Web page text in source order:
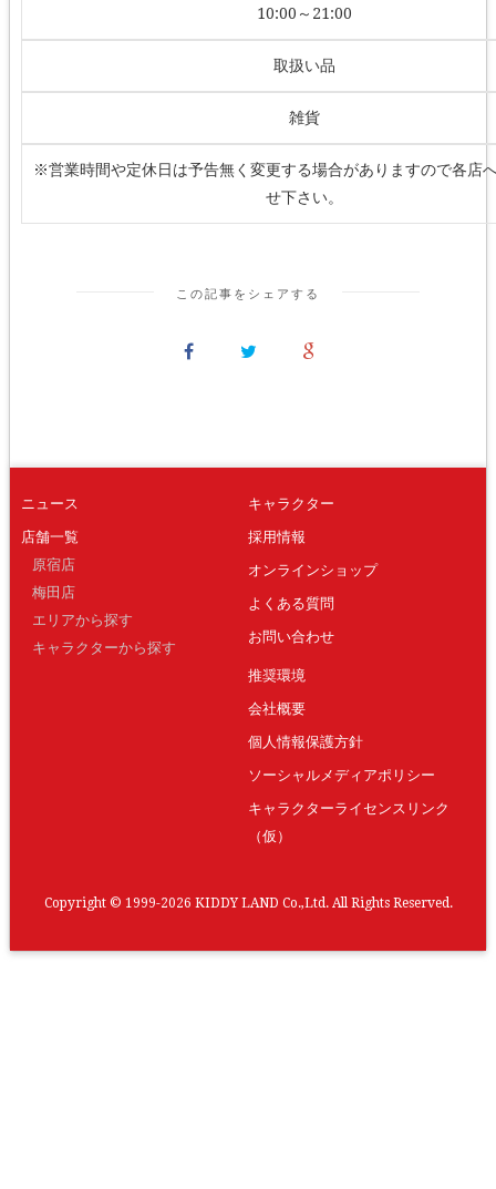
10:00～21:00
取扱い品
雑貨
※営業時間や定休日は予告無く変更する場合がありますので各店
せ下さい。
この記事をシェアする
ニュース
店舗一覧
原宿店
梅田店
エリアから探す
キャラクターから探す
キャラクター
採用情報
オンラインショップ
よくある質問
お問い合わせ
推奨環境
会社概要
個人情報保護方針
ソーシャルメディアポリシー
キャラクターライセンスリンク
（仮）
Copyright © 1999-2026 KIDDY LAND Co.,Ltd. All Rights Reserved.